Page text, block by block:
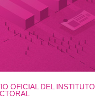
OFICIAL DEL INSTITUTO